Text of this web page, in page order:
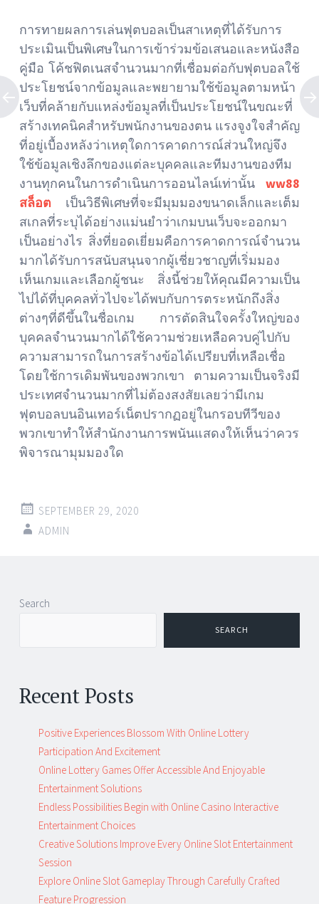
การทายผลการเล่นฟุตบอลเป็นสาเหตุที่ได้รับการ
ประเมินเป็นพิเศษในการเข้าร่วมข้อเสนอและหนังสือ
คู่มือ โค้ชฟิตเนสจำนวนมากที่เชื่อมต่อกับฟุตบอลใช้
ประโยชน์จากข้อมูลและพยายามใช้ข้อมูลตามหน้า
เว็บที่คล้ายกับแหล่งข้อมูลที่เป็นประโยชน์ในขณะที่
สร้างเทคนิคสำหรับพนักงานของตน แรงจูงใจสำคัญ
ที่อยู่เบื้องหลังว่าเหตุใดการคาดการณ์ส่วนใหญ่จึง
ใช้ข้อมูลเชิงลึกของแต่ละบุคคลและทีมงานของทีม
งานทุกคนในการดำเนินการออนไลน์เท่านั้น ww88
สล็อต เป็นวิธีพิเศษที่จะมีมุมมองขนาดเล็กและเต็ม
สเกลที่ระบุได้อย่างแม่นยำว่าเกมบนเว็บจะออกมา
เป็นอย่างไร สิ่งที่ยอดเยี่ยมคือการคาดการณ์จำนวน
มากได้รับการสนับสนุนจากผู้เชี่ยวชาญที่เริ่มมอง
เห็นเกมและเลือกผู้ชนะ สิ่งนี้ช่วยให้คุณมีความเป็น
ไปได้ที่บุคคลทั่วไปจะได้พบกับการตระหนักถึงสิ่ง
ต่างๆที่ดีขึ้นในชื่อเกม การตัดสินใจครั้งใหญ่ของ
บุคคลจำนวนมากได้ใช้ความช่วยเหลือควบคู่ไปกับ
ความสามารถในการสร้างข้อได้เปรียบที่เหลือเชื่อ
โดยใช้การเดิมพันของพวกเขา ตามความเป็นจริงมี
ประเทศจำนวนมากที่ไม่ต้องสงสัยเลยว่ามีเกม
ฟุตบอลบนอินเทอร์เน็ตปรากฏอยู่ในกรอบทีวีของ
พวกเขาทำให้สำนักงานการพนันแสดงให้เห็นว่าควร
พิจารณามุมมองใด
SEPTEMBER 29, 2020
ADMIN
Post
navigation
Search
SEARCH
Recent Posts
Positive Experiences Blossom With Online Lottery
Participation And Excitement
Online Lottery Games Offer Accessible And Enjoyable
Entertainment Solutions
Endless Possibilities Begin with Online Casino Interactive
Entertainment Choices
Creative Solutions Improve Every Online Slot Entertainment
Session
Explore Online Slot Gameplay Through Carefully Crafted
Feature Progression